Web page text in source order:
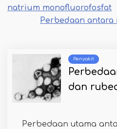
natrium monofluorofosfat
Perbedaan antara
Penyakit
dan
Perbedaan utama